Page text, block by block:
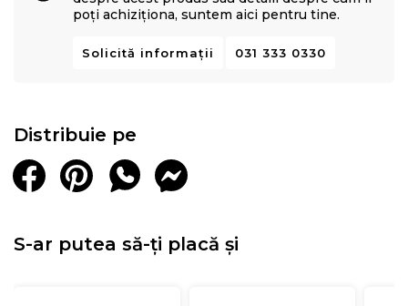
poți achiziționa, suntem aici pentru tine.
Solicită informații 031 333 0330
Distribuie pe
S-ar putea să-ți placă și